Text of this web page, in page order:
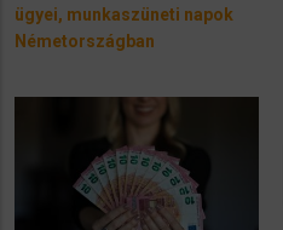
ügyei, munkaszüneti napok
Németországban